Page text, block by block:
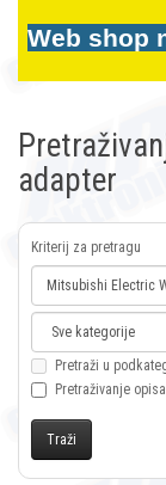
Web shop
adapter
Kriterij za pretragu
Pretraži u
Pretraživanje